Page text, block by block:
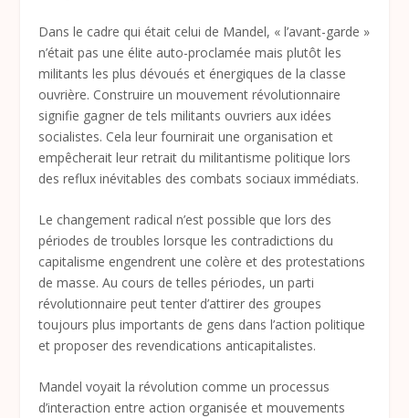
Dans le cadre qui était celui de Mandel, « l’avant-garde »
n’était pas une élite auto-proclamée mais plutôt les
militants les plus dévoués et énergiques de la classe
ouvrière. Construire un mouvement révolutionnaire
signifie gagner de tels militants ouvriers aux idées
socialistes. Cela leur fournirait une organisation et
empêcherait leur retrait du militantisme politique lors
des reflux inévitables des combats sociaux immédiats.
Le changement radical n’est possible que lors des
périodes de troubles lorsque les contradictions du
capitalisme engendrent une colère et des protestations
de masse. Au cours de telles périodes, un parti
révolutionnaire peut tenter d’attirer des groupes
toujours plus importants de gens dans l’action politique
et proposer des revendications anticapitalistes.
Mandel voyait la révolution comme un processus
d’interaction entre action organisée et mouvements